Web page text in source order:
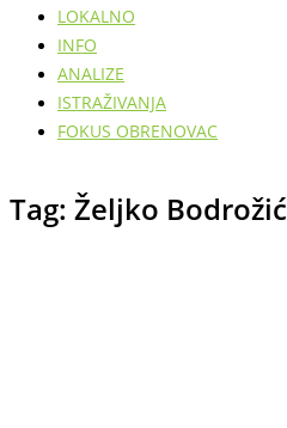
LOKALNO
INFO
ANALIZE
ISTRAŽIVANJA
FOKUS OBRENOVAC
Tag: Željko Bodrožić